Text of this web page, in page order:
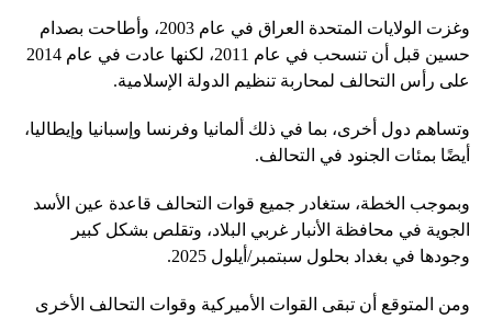
وغزت الولايات المتحدة العراق في عام 2003، وأطاحت بصدام
حسين قبل أن تنسحب في عام 2011، لكنها عادت في عام 2014
على رأس التحالف لمحاربة تنظيم الدولة الإسلامية.
وتساهم دول أخرى، بما في ذلك ألمانيا وفرنسا وإسبانيا وإيطاليا،
أيضًا بمئات الجنود في التحالف.
وبموجب الخطة، ستغادر جميع قوات التحالف قاعدة عين الأسد
الجوية في محافظة الأنبار غربي البلاد، وتقلص بشكل كبير
وجودها في بغداد بحلول سبتمبر/أيلول 2025.
ومن المتوقع أن تبقى القوات الأميركية وقوات التحالف الأخرى